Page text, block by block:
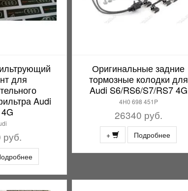
для
Audi
руб.
Оригинальные задние
тормозные колодки для
Audi S6/RS6/S7/RS7 4G
4H0 698 451P
26340 руб.
+ Подробнее